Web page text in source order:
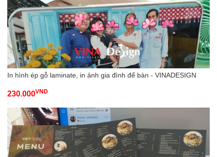
In hình ép gỗ laminate, in ảnh gia đình để bàn - VINADESIGN
230.000VND
-